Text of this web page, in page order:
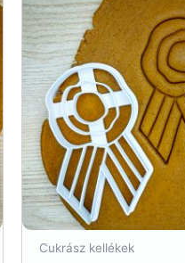
Cukrász kellékek